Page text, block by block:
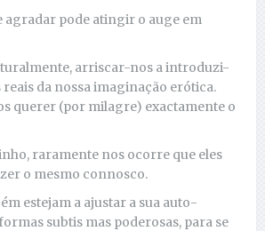
agradar pode atingir o auge em
arriscar-nos a introduzi-
da nossa imaginação erótica.
querer (por milagre) exactamente o
raramente nos ocorre que eles
o mesmo connosco.
estejam a ajustar a sua auto-
subtis mas poderosas, para se